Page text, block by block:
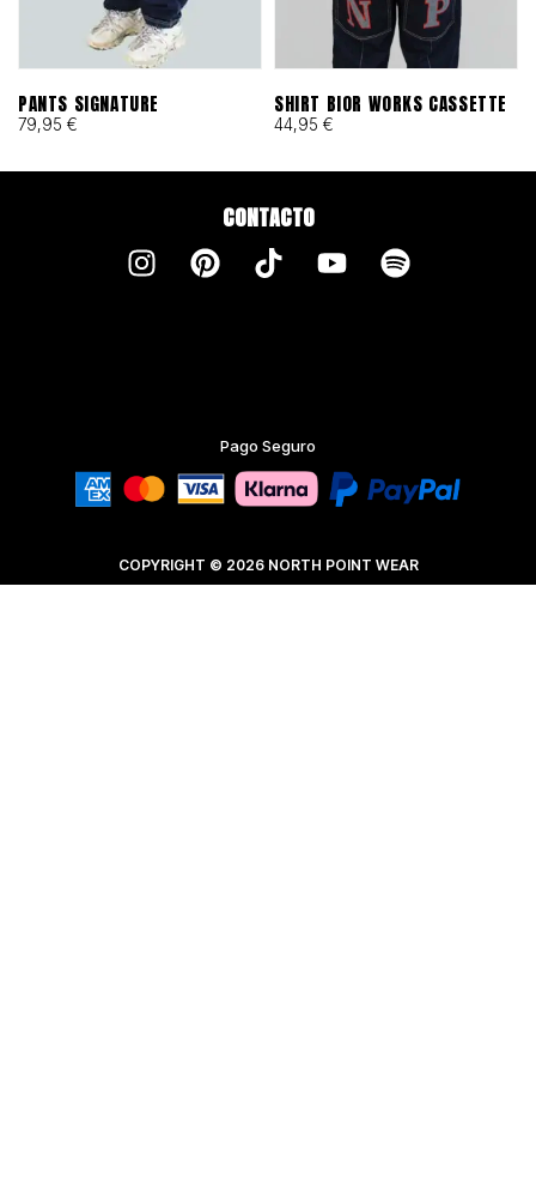
PANTS SIGNATURE
79,95 €
SHIRT BIOR WORKS CASSETTE
44,95 €
CONTACTO
Pago Seguro
COPYRIGHT © 2026 NORTH POINT WEAR